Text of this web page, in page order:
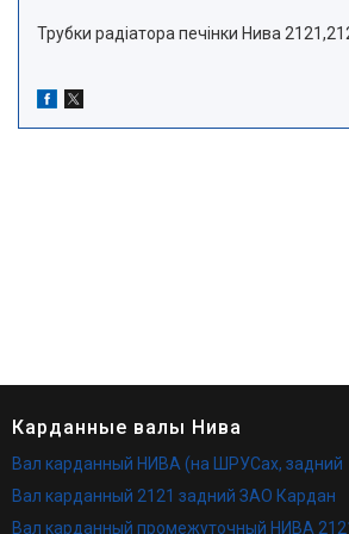
Трубки радіатора печінки Нива
Карданные валы Нива
Вал карданный НИВА (на ШРУСах, задний
Вал карданный 2121 задний ЗАО Кардан
Вал карданный промежуточный НИВА